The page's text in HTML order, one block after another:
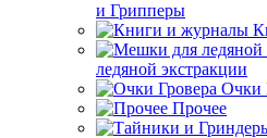
и Грипперы
ледяной экстракции
Очки
Прочее